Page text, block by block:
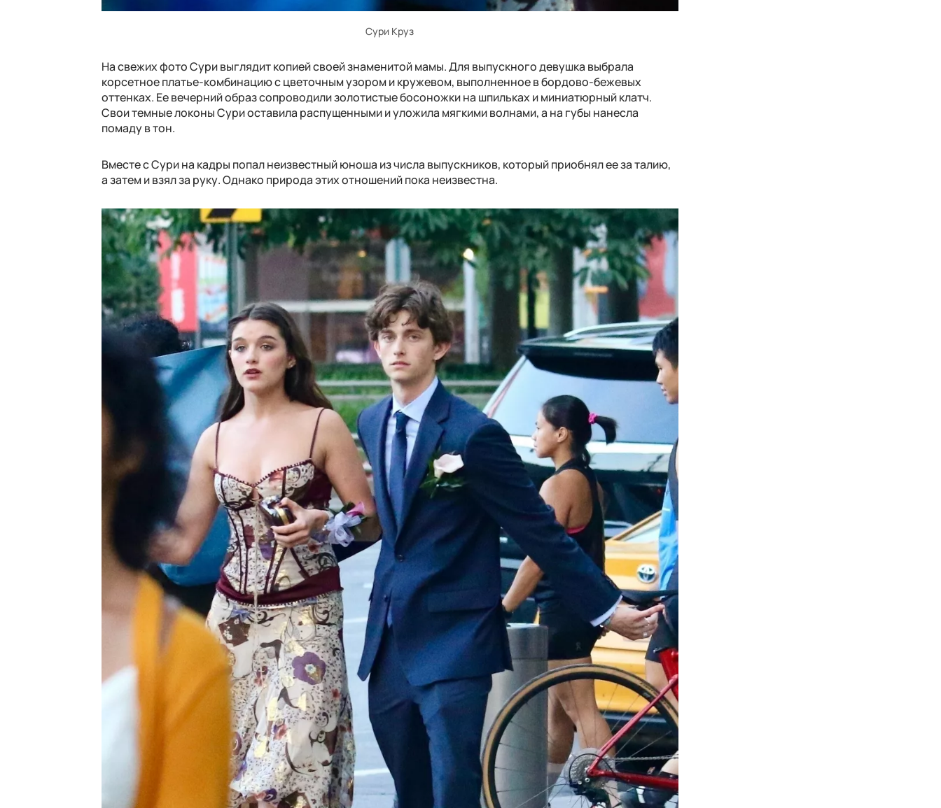
Сури Круз
На свежих фото Сури выглядит копией своей знаменитой мамы. Для выпускного девушка выбрала
корсетное платье-комбинацию с цветочным узором и кружевом, выполненное в бордово-бежевых
оттенках. Ее вечерний образ сопроводили золотистые босоножки на шпильках и миниатюрный клатч.
Свои темные локоны Сури оставила распущенными и уложила мягкими волнами, а на губы нанесла
помаду в тон.
Вместе с Сури на кадры попал неизвестный юноша из числа выпускников, который приобнял ее за талию,
а затем и взял за руку. Однако природа этих отношений пока неизвестна.